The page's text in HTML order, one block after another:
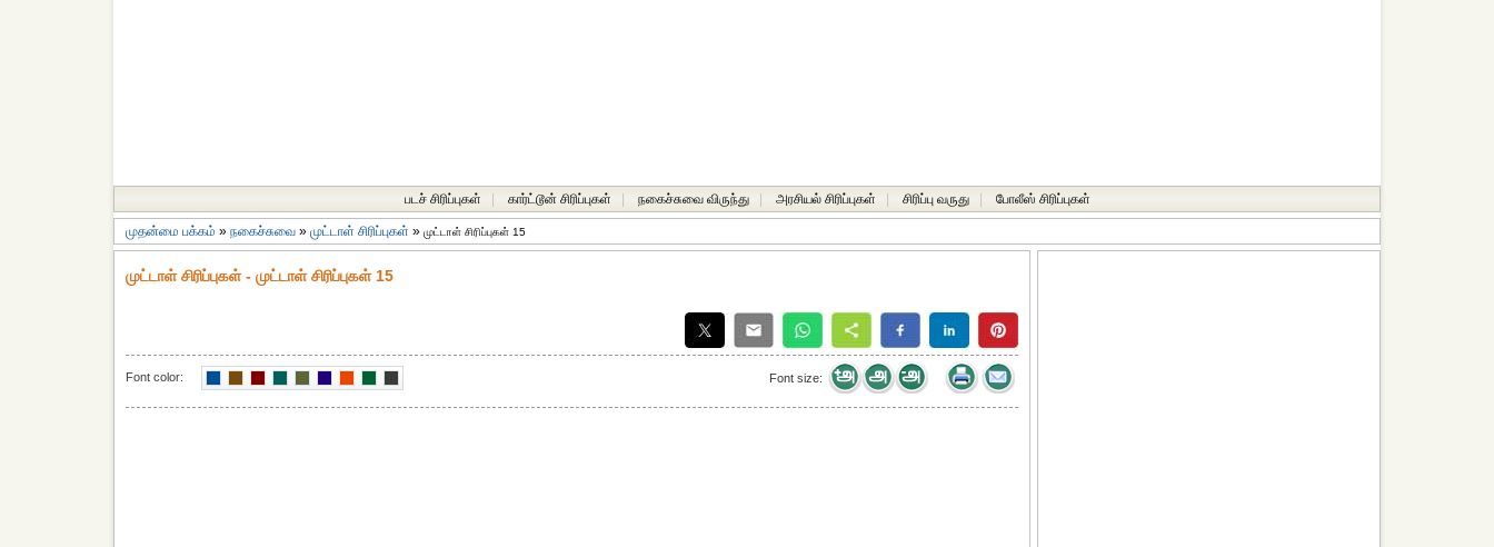
படச் சிரிப்புகள் கார்ட்டூன் சிரிப்புகள் நகைச்சுவை விருந்து அரசியல் சிரிப்புகள் சிரிப்பு வருது போலீஸ் சிரிப்புகள்
முதன்மை பக்கம் » நகைச்சுவை » முட்டாள் சிரிப்புகள் » முட்டாள் சிரிப்புகள் 15
முட்டாள் சிரிப்புகள் - முட்டாள் சிரிப்புகள் 15
Font color: Font size: